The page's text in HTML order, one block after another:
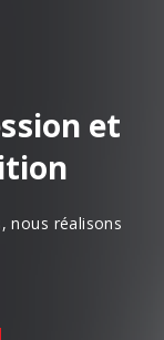
et
nous réalisons